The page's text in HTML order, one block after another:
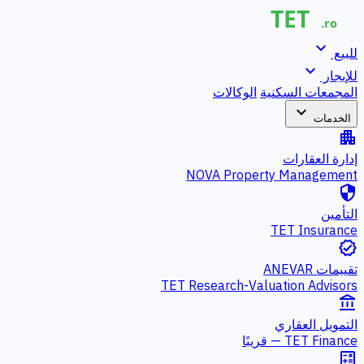
للبيع expand_more
للإيجار expand_more
المجمعات السكنية الوكالات
الخدمات expand_more
apartment
إدارة العقارات
NOVA Property Management
security
التأمين
TET Insurance
verified
تقييمات ANEVAR
TET Research-Valuation Advisors
account_balance
التمويل العقاري
TET Finance — قريبًا
calculate